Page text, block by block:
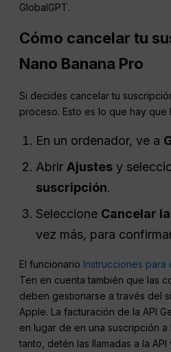
GlobalGPT.
Cómo cancelar tu
Nano Banana Pro
Si decides cancelar tu
proceso. Esto es lo que hay que
En un ordenador, ve a
Abrir Ajustes y
suscripción.
Seleccione Cancelar
vez más, para
El funcionario Instrucciones para
Ten en cuenta también que las
deben gestionarse a través del
Apple. La facturación de la API
en lugar de en una suscripción a
tanto, detén las llamadas a la